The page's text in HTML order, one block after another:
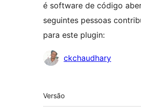
é software de código
seguintes pessoas
para este plugin:
Contribuidores
ckchaudhary
Metadados
Versão